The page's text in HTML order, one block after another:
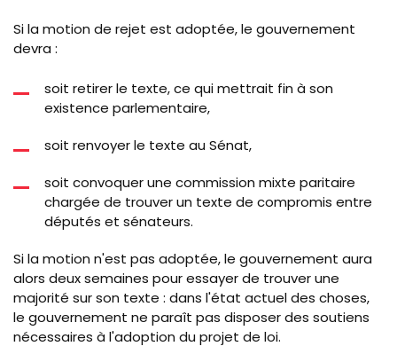
Si la motion de rejet est adoptée, le gouvernement
devra :
soit retirer le texte, ce qui mettrait fin à son
existence parlementaire,
soit renvoyer le texte au Sénat,
soit convoquer une commission mixte paritaire
chargée de trouver un texte de compromis entre
députés et sénateurs.
Si la motion n'est pas adoptée, le gouvernement aura
alors deux semaines pour essayer de trouver une
majorité sur son texte : dans l'état actuel des choses,
le gouvernement ne paraît pas disposer des soutiens
nécessaires à l'adoption du projet de loi.